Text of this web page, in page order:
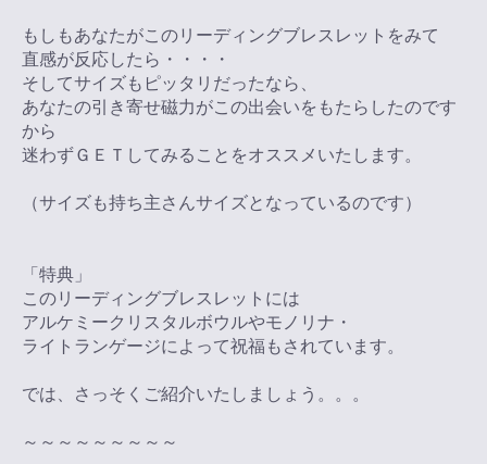
もしもあなたがこのリーディングブレスレットをみて
直感が反応したら・・・・
そしてサイズもピッタリだったなら、
あなたの引き寄せ磁力がこの出会いをもたらしたのです
から
迷わずＧＥＴしてみることをオススメいたします。
（サイズも持ち主さんサイズとなっているのです）
「特典」
このリーディングブレスレットには
アルケミークリスタルボウルやモノリナ・
ライトランゲージによって祝福もされています。
では、さっそくご紹介いたしましょう。。。
～～～～～～～～～